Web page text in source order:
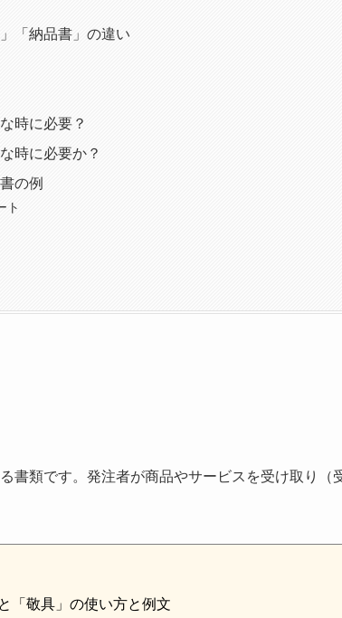
「納品書」の違い
時に必要？
時に必要か？
の例
ト
書類です。発注者が商品やサービスを受け取り（
「敬具」の使い方と例文